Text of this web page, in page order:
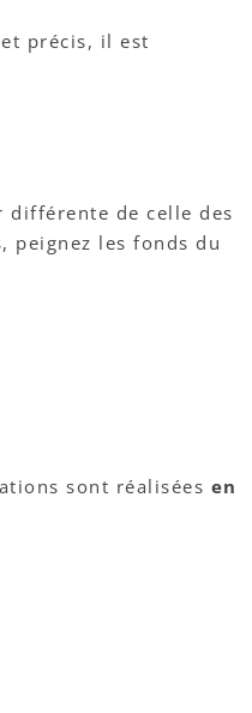
précis, il est
de celle des
peignez les fonds du
sont réalisées en